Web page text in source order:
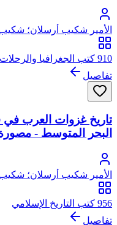
الأمير شكيب أرسلان؛
من سلالة التنوخيين ملوك
910 كتب الجغرافيا والرحلات
تفاصيل
تاريخ غزوات العرب في
البحر المتوسط -
الأمير شكيب أرسلان؛
من سلالة التنوخيين ملوك
956 كتب التاريخ الإسلامي
تفاصيل